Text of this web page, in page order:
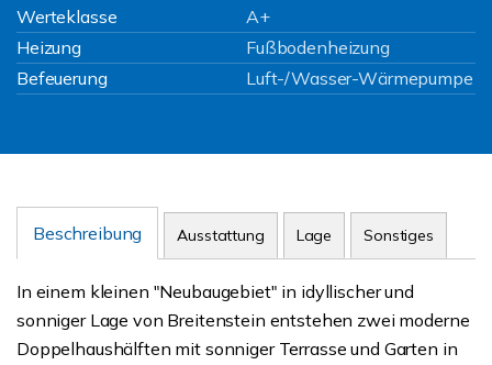
Werteklasse
A+
Heizung
Fußbodenheizung
Befeuerung
Luft-/Wasser-Wärmepumpe
Beschreibung Ausstattung Lage Sonstiges
In einem kleinen "Neubaugebiet" in idyllischer und
sonniger Lage von Breitenstein entstehen zwei moderne
Doppelhaushälften mit sonniger Terrasse und Garten in